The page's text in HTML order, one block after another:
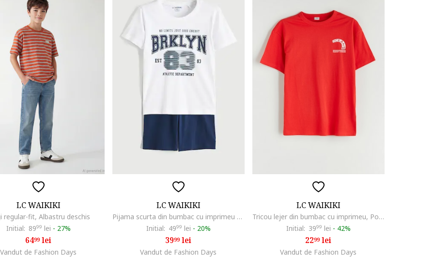
LC WAIKIKI
regular-fit, Albastru deschis
Initial: 8999 lei - 27%
6499lei
Vandut de Fashion Days
LC WAIKIKI
Pijama scurta din bumbac cu imprimeu text, Albastru inchis/Alb optic/Albastru petrol
Initial: 4999 lei - 20%
3999lei
Vandut de Fashion Days
LC WAIKIKI
Tricou lejer din bumbac cu imprimeu, Portocaliu mandarina
Initial: 3999 lei - 42%
2299lei
Vandut de Fashion Days